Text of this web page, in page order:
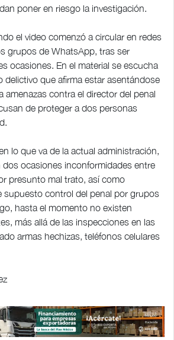
poner en riesgo la investigación.
el video comenzó a circular en redes
grupos de WhatsApp, tras ser
ocasiones. En el material se escucha
que afirma estar asentándose
amenazas contra el director del penal
de proteger a dos personas
lo que va de la actual administración,
ocasiones inconformidades entre
presunto mal trato, así como
supuesto control del penal por grupos
hasta el momento no existen
más allá de las inspecciones en las
armas hechizas, teléfonos celulares